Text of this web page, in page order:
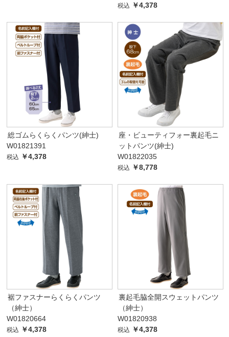
税込 ￥4,378
総ゴムらくらくパンツ(紳士)
W01821391
税込 ￥4,378
座・ビューティフォー裏起毛ニ
ットパンツ(紳士)
W01822035
税込 ￥8,778
裾ファスナーらくらくパンツ
（紳士）
W01820664
税込 ￥4,378
裏起毛脇全開スウェットパンツ
（紳士）
W01820938
税込 ￥4,378